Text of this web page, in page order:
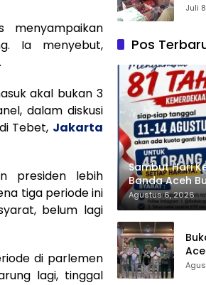
menyampaikan
Ia menyebut,
akal bukan 3
dalam diskusi
Tebet, Jakarta
presiden lebih
tiga periode ini
belum lagi
di parlemen
lagi, tinggal
Juli
Pos
Sambut Hari
Banda Aceh
KTP
Agustus 6, 2026